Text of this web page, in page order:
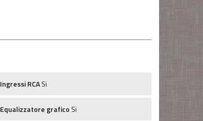
Ingressi RCASi
Equalizzatore grafico Si